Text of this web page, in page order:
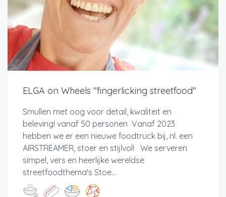
ELGA on Wheels "fingerlicking streetfood"
Smullen met oog voor detail, kwaliteit en
beleving! vanaf 50 personen Vanaf 2023
hebben we er een nieuwe foodtruck bij, nl. een
AIRSTREAMER, stoer en stijlvol! We serveren
simpel, vers en heerlijke wereldse
streetfoodthema's Stoe...